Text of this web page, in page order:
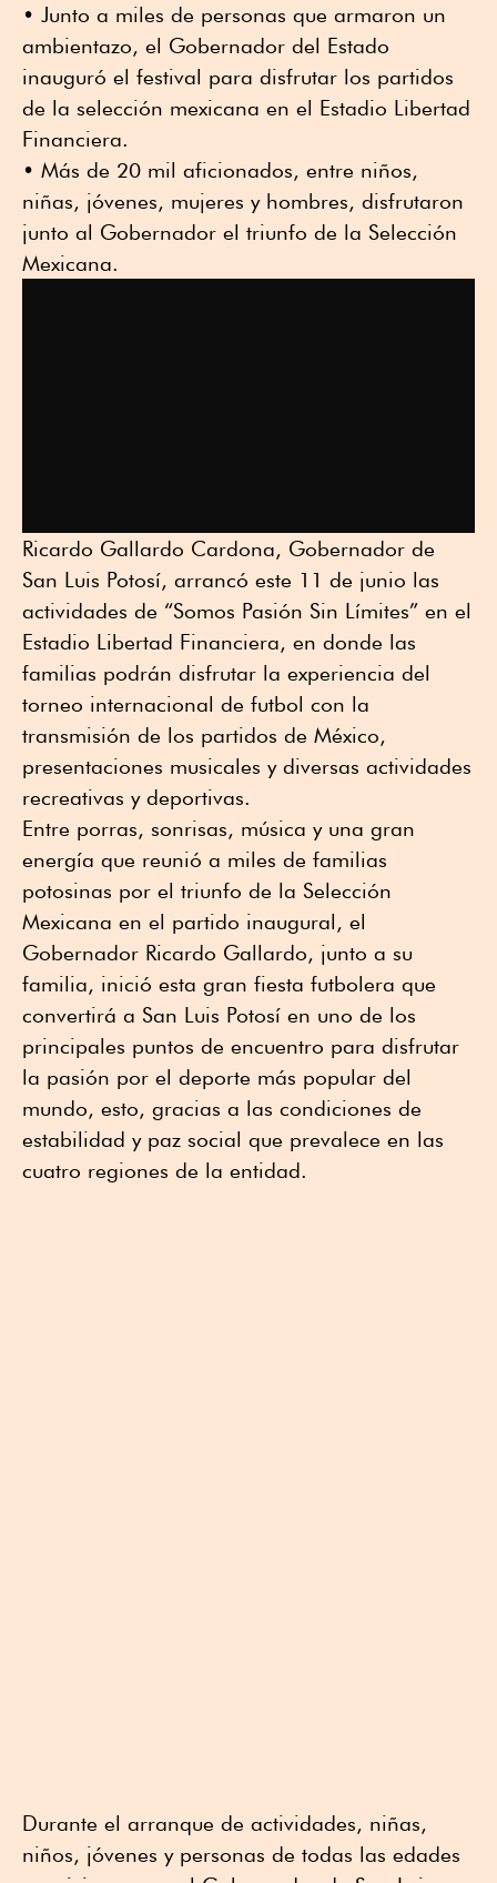
•⁠ ⁠Junto a miles de personas que armaron un
ambientazo, el Gobernador del Estado
inauguró el festival para disfrutar los partidos
de la selección mexicana en el Estadio Libertad
Financiera.
•⁠ ⁠Más de 20 mil aficionados, entre niños,
niñas, jóvenes, mujeres y hombres, disfrutaron
junto al Gobernador el triunfo de la Selección
Mexicana.
Ricardo Gallardo Cardona, Gobernador de
San Luis Potosí, arrancó este 11 de junio las
actividades de “Somos Pasión Sin Límites” en el
Estadio Libertad Financiera, en donde las
familias podrán disfrutar la experiencia del
torneo internacional de futbol con la
transmisión de los partidos de México,
presentaciones musicales y diversas actividades
recreativas y deportivas.
Entre porras, sonrisas, música y una gran
energía que reunió a miles de familias
potosinas por el triunfo de la Selección
Mexicana en el partido inaugural, el
Gobernador Ricardo Gallardo, junto a su
familia, inició esta gran fiesta futbolera que
convertirá a San Luis Potosí en uno de los
principales puntos de encuentro para disfrutar
la pasión por el deporte más popular del
mundo, esto, gracias a las condiciones de
estabilidad y paz social que prevalece en las
cuatro regiones de la entidad.
Durante el arranque de actividades, niñas,
niños, jóvenes y personas de todas las edades